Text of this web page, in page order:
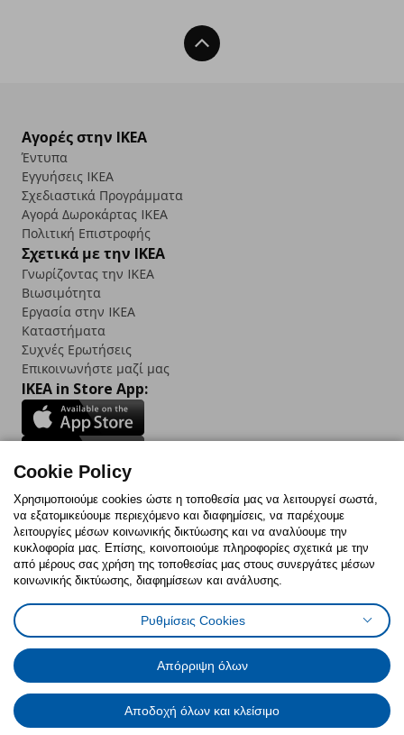
Back To Top
Αγορές στην IKEA
Έντυπα
Εγγυήσεις IKEA
Σχεδιαστικά Προγράμματα
Αγορά Δωρoκάρτας IKEA
Πολιτική Επιστροφής
Σχετικά με την IKEA
Γνωρίζοντας την IKEA
Βιωσιμότητα
Εργασία στην IKEA
Καταστήματα
Συχνές Ερωτήσεις
Επικοινωνήστε μαζί μας
IKEA in Store App:
Follow us:
FacebookInstagram
TikTokYoutubePinterestTwitter
Πολιτική CookiesΔήλωση ψηφιακής προσβασιμότητας
Έντυπο Επιστροφής / ΑκύρωσηςΡυθμίσεις cookiesΌροι Χρήσης
Γενική Πολιτική Προσωπικών Δεδομένων
Πολιτική Προσωπικών Δεδομένων για IKEA.com.cy
Cookie Policy
Χρησιμοποιούμε cookies ώστε η τοποθεσία μας να λειτουργεί σωστά,
να εξατομικεύουμε περιεχόμενο και διαφημίσεις, να παρέχουμε
λειτουργίες μέσων κοινωνικής δικτύωσης και να αναλύουμε την
κυκλοφορία μας. Επίσης, κοινοποιούμε πληροφορίες σχετικά με την
από μέρους σας χρήση της τοποθεσίας μας στους συνεργάτες μέσων
κοινωνικής δικτύωσης, διαφημίσεων και ανάλυσης.
Ρυθμίσεις Cookies
Απόρριψη όλων
Αποδοχή όλων και κλείσιμο